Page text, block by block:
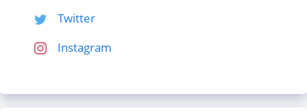
Twitter
Instagram